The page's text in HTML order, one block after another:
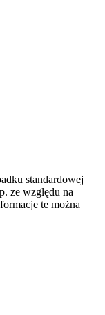
standardowej
ze względu na
te można